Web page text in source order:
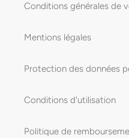
Conditions générales de
Mentions légales
Protection des données
Conditions d'utilisation
Politique de